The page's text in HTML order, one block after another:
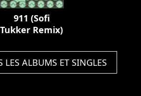
911 (Sofi
Tukker Remix)
LES ALBUMS ET SINGLES